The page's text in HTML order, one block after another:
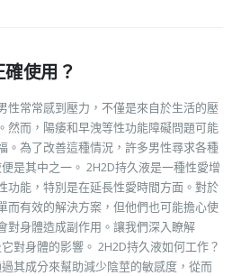
使用？
性常常感到壓力，不僅是來自於生活的壓
然而，陽痿和早洩等性功能障礙問題可能
。為了改善這種情況，許多男性尋求各種
是其中之一。 2H2D持久液是一種性愛增
功能，特別是在延長性愛時間方面。對於
而有效的解決方案，但他們也可能擔心使
對身體造成副作用。讓我們深入瞭解
對身體的影響。 2H2D持久液如何工作？
其成分來幫助減少陰莖的敏感度，從而